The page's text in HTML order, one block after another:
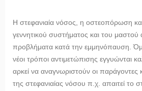
Η στεφανιαία νόσος, η οστεοπόρωση
γεννητικού συστήματος και του μαστού
προβλήματα κατά την εμμηνόπαυση.
νέοι τρόποι αντιμετώπισης εγγυώνται
αρκεί να αναγνωριστούν οι
της στεφανιαίας νόσου π.χ. απαιτεί το